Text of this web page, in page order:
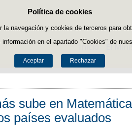
Política de cookies
navegación y cookies de terceros para
información en el apartado "Cookies" de
Aceptar Rechazar
Saltar al contenido
Inicio El
sube en
países evaluados